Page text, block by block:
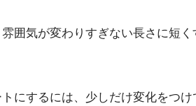
囲気が変わりすぎない長さに短
にするには、少しだけ変化をつけ